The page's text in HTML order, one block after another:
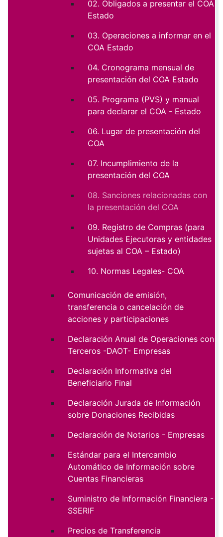
02. Obligados a presentar el COA
Estado
03. Operaciones a informar en el
COA Estado
04. Cronograma mensual de
presentación del COA Estado
05. Programa (PVS) y manual
para declarar el COA - Estado
06. Lugar de presentación del
COA
07. Incumplimiento de la
presentación del COA
08. Sanciones relacionadas con
la presentación del COA
09. Registro de Compras (para
Unidades Ejecutoras y entidades
sujetas al COA – Estado)
10. Normas Legales- COA
Comunicación de emisión,
transferencia o cancelación de
acciones y participaciones
Declaración Anual de Operaciones con
Terceros -DAOT- Empresas
Declaración Informativa del
Beneficiario Final
Declaración Jurada de Información
sobre Donaciones Recibidas
Declaración de Notarios - Empresas
Estándar para el Intercambio
Automático de Información sobre
Cuentas Financieras
Suministro de Información Financiera -
SSERIF
Precios de Transferencia